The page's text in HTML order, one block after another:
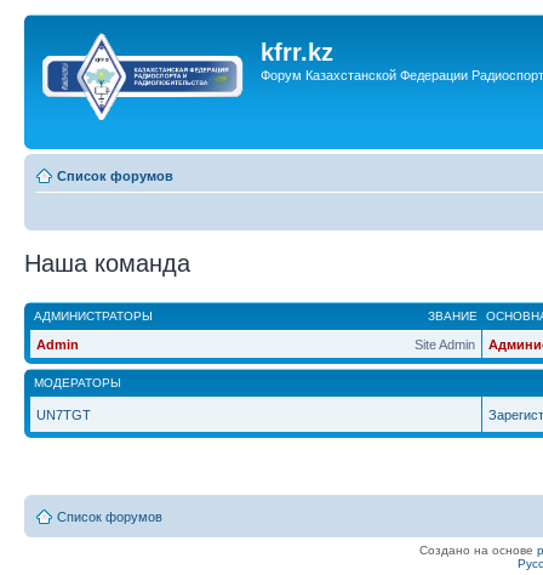
kfrr.kz
Форум Казахстанской Федерации
Список форумов
Наша команда
ЗВАНИЕ
АДМИНИСТРАТОРЫ
Site Admin
Admin
МОДЕРАТОРЫ
UN7TGT
Список форумов
Создано на основе